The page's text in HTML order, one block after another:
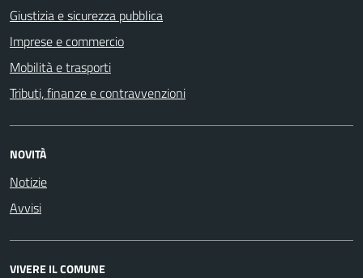
Giustizia e sicurezza pubblica
Imprese e commercio
Mobilità e trasporti
Tributi, finanze e contravvenzioni
NOVITÀ
Notizie
Avvisi
VIVERE IL COMUNE